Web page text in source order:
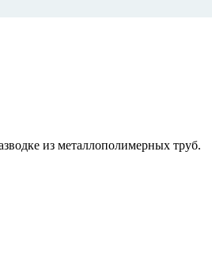
из металлополимерных труб.